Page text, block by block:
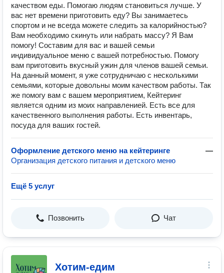
качеством еды. Помогаю людям становиться лучше. У
вас нет времени приготовить еду? Вы занимаетесь
спортом и не всегда можете следить за калорийностью?
Вам необходимо скинуть или набрать массу? Я Вам
помогу! Составим для вас и вашей семьи
индивидуальное меню с вашей потребностью. Помогу
вам приготовить вкусный ужин для членов вашей семьи.
На данный момент, я уже сотрудничаю с несколькими
семьями, которые довольны моим качеством работы. Так
же помогу вам с вашем мероприятием, Кейтеринг
является одним из моих направленией. Есть все для
качественного выполнения работы. Есть инвентарь,
посуда для ваших гостей.
Оформление детского меню на кейтеринге
—
Организация детского питания и детского меню
Ещё 5 услуг
Позвонить Чат
Хотим-едим